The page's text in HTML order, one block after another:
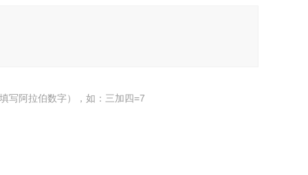
写阿拉伯数字），如：三加四=7